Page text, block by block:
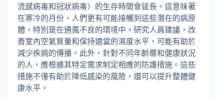
流感病毒和冠狀病毒）的生存時間會延長。這意味著
在寒冷的月份，人們更有可能接觸到這些潛在的病原
體，特別是在通風不良的環境中。研究人員建議，改
善室內空氣質量和保持適當的濕度水平，可能有助於
減少疾病的傳播。此外，針對不同年齡層和健康狀況
的人，應根據其特定需求制定相應的防護措施。這些
措施不僅有助於降低感染的風險，還可以提升整體健
康水平。